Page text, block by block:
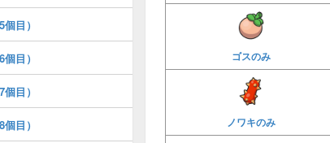
ゴスのみ
ノワキのみ
目）
目）
目）
目）